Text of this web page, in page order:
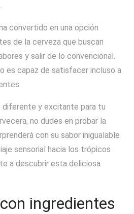
convertido en una opción
de la cerveza que buscan
y salir de lo convencional.
es capaz de satisfacer incluso a
diferente y excitante para tu
no dudes en probar la
con su sabor inigualable
sensorial hacia los trópicos
a descubrir esta deliciosa
ingredientes